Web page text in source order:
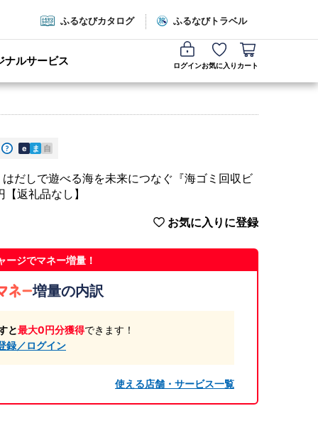
ふるなびカタログ ふるなびトラベル
ナルサービス ログインお気に入り カート
e ま 自
だしで遊べる海を未来につなぐ『海ゴミ回収ビ
返礼品なし】
お気に入りに登録
ージでマネー増量！
増量の内訳
と最大0円分獲得できます！
録／ログイン
使える店舗・サービス一覧